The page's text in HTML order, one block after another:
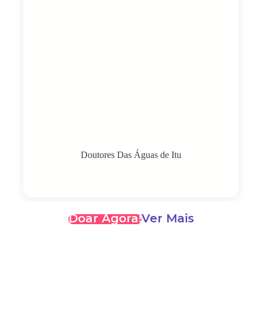
Doutores Das Águas de Itu
Doar Agora!Ver Mais